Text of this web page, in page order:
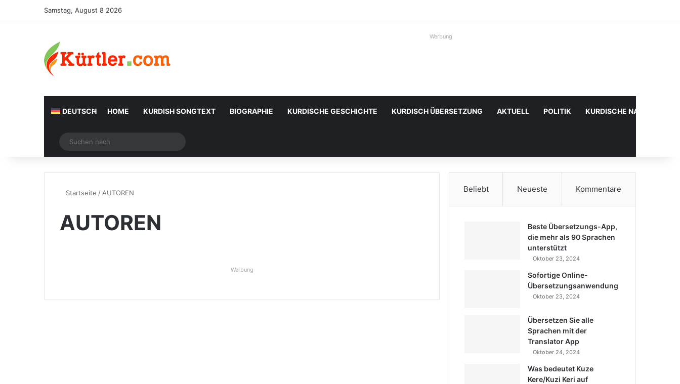
Samstag, August 8 2026
Werbung
DEUTSCH HOME KURDISH SONGTEXT BIOGRAPHIE KURDISCHE GESCHICHTE KURDISCH ÜBERSETZUNG AKTUELL POLITIK KURDISCHE
Zufälliger Artikel
nach
Startseite / AUTOREN
AUTOREN
Werbung
Beliebt Neueste Kommentare
Beste Übersetzungs-App,
die mehr als 90 Sprachen
unterstützt
Oktober 23, 2024
Sofortige Online-
Übersetzungsanwendung
Oktober 23, 2024
Übersetzen Sie alle
Sprachen mit der
Translator App
Oktober 24, 2024
Was bedeutet Kuze
Kere/Kuzi Keri auf